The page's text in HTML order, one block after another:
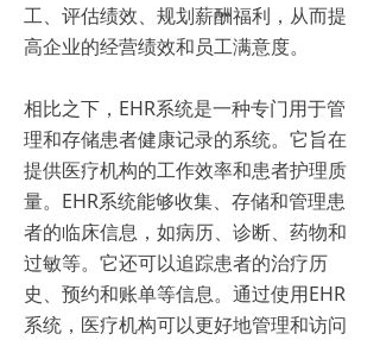
工、评估绩效、规划薪酬福利，从而提
高企业的经营绩效和员工满意度。
相比之下，EHR系统是一种专门用于管
理和存储患者健康记录的系统。它旨在
提供医疗机构的工作效率和患者护理质
量。EHR系统能够收集、存储和管理患
者的临床信息，如病历、诊断、药物和
过敏等。它还可以追踪患者的治疗历
史、预约和账单等信息。通过使用EHR
系统，医疗机构可以更好地管理和访问